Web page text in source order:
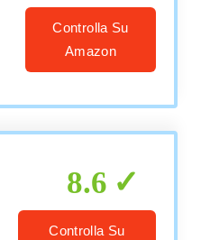
Controlla Su
Amazon
8.6
Controlla Su